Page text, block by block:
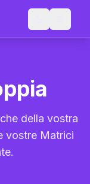
della vostra
vostre Matrici